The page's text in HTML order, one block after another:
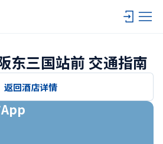
东三国站前 交通指南
返回酒店详情